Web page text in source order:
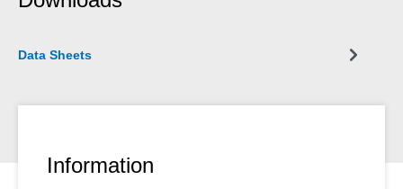
handgereedschappen en vervuiling door potloden, balpennen
verdraagzaamheidvan het materiaal dient van te voren op een
Data Sheets
Information